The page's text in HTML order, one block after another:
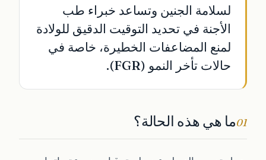
لسلامة الجنين وتساعد خبراء طب
الأجنة في تحديد التوقيت الدقيق للولادة
لمنع المضاعفات الخطيرة، خاصة في
حالات تأخر النمو (FGR).
01ما هي هذه الحالة؟